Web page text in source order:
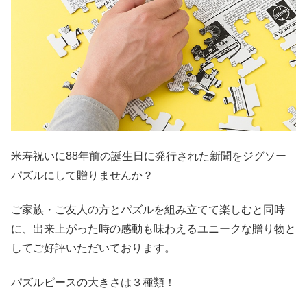
米寿祝いに88年前の誕生日に発行された新聞をジグソー
パズルにして贈りませんか？
ご家族・ご友人の方とパズルを組み立てて楽しむと同時
に、出来上がった時の感動も味わえるユニークな贈り物と
してご好評いただいております。
パズルピースの大きさは３種類！